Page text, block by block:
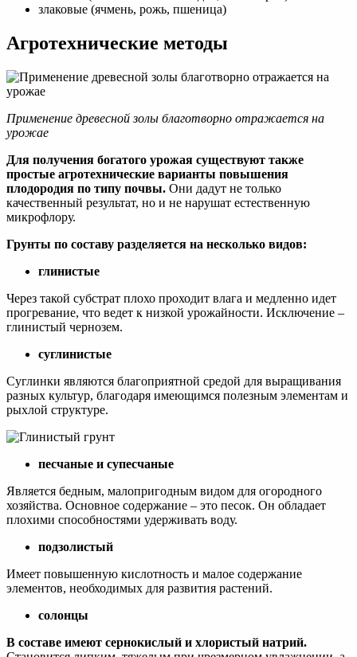
злаковые (ячмень, рожь, пшеница)
Агротехнические методы
Применение древесной золы благотворно отражается на
урожае
Для получения богатого урожая существуют также
простые агротехнические варианты повышения
плодородия по типу почвы. Они дадут не только
качественный результат, но и не нарушат естественную
микрофлору.
Грунты по составу разделяется на несколько видов:
глинистые
Через такой субстрат плохо проходит влага и медленно идет
прогревание, что ведет к низкой урожайности. Исключение –
глинистый чернозем.
суглинистые
Суглинки являются благоприятной средой для выращивания
разных культур, благодаря имеющимся полезным элементам и
рыхлой структуре.
песчаные и супесчаные
Является бедным, малопригодным видом для огородного
хозяйства. Основное содержание – это песок. Он обладает
плохими способностями удерживать воду.
подзолистый
Имеет повышенную кислотность и малое содержание
элементов, необходимых для развития растений.
солонцы
В составе имеют сернокислый и хлористый натрий.